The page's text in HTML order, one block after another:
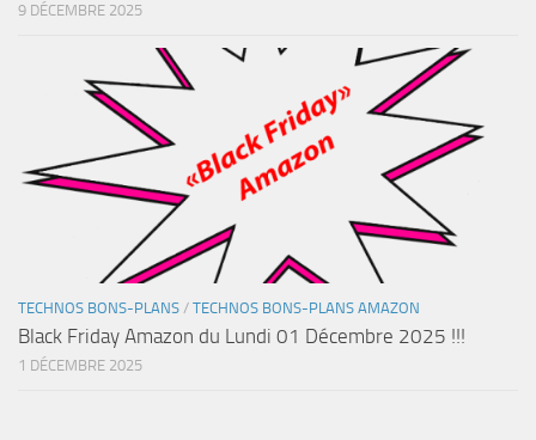
9 DÉCEMBRE 2025
TECHNOS BONS-PLANS / TECHNOS BONS-PLANS AMAZON
Black Friday Amazon du Lundi 01 Décembre 2025 !!!
1 DÉCEMBRE 2025